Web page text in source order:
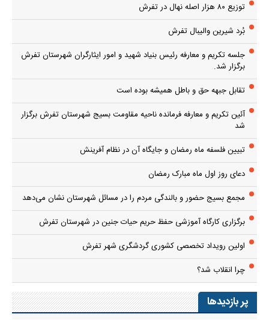
توزیع ۸۰ هزار اصله نهال در تفرش
بُرد شیرین والیبال تفرش
جلسه تکریم و معارفه رئیس بنیاد شهید و امور ایثارگران شهرستان تفرش
برگزار شد.
تقابل جبهه حق و باطل همیشه بوده است
آئین تکریم و معارفه فرمانده ناحیه مقاومت بسیج شهرستان تفرش برگزار
شد
تبیین فلسفه ماه رمضان و جایگاه آن در نظام آفرینش
دعای روز اول ماه مبارک رمضان
مجمع بسیج حضور و بالندگی مردم را در مسائل شهرستان نشان می‌دهد
برگزاری کارگاه آموزشی حفظ حریم حیات جنین در شهرستان تفرش
اولین رویداد تخصصی کشوری گردشگری شهر تفرش
چرا انقلاب شد؟
پر بازدیدها